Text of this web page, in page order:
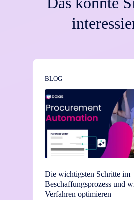
BLOG
Die wichtigsten Schritte im
Beschaffungsprozess und
Verfahren optimieren